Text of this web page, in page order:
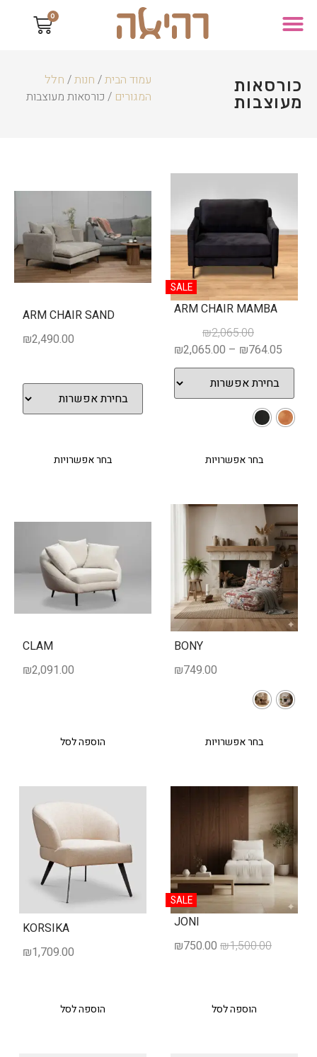
0
כורסאות
מעוצבות
עמוד הבית/ חנות/ חלל
המגורים / כורסאות מעוצבות
SALE
ARM CHAIR MAMBA
₪2,065.00
₪764.05
–
₪2,065.00
בחר אפשרויות
ARM CHAIR SAND
₪2,490.00
בחר אפשרויות
BONY
₪749.00
בחר אפשרויות
CLAM
₪2,091.00
הוספה לסל
SALE
JONI
₪1,500.00
₪750.00
הוספה לסל
KORSIKA
₪1,709.00
הוספה לסל